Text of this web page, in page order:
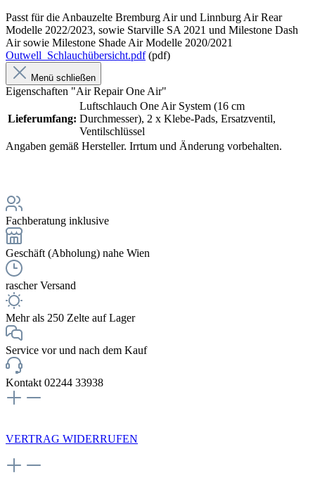
Passt für die Anbauzelte Bremburg Air und Linnburg Air Rear
Modelle 2022/2023, sowie Starville SA 2021 und Milestone Dash
Air sowie Milestone Shade Air Modelle 2020/2021
Outwell_Schlauchübersicht.pdf(pdf)
Menü schließen
Eigenschaften "Air Repair One Air"
Lieferumfang:
Luftschlauch One Air System (16 cm
Durchmesser), 2 x Klebe-Pads, Ersatzventil,
Ventilschlüssel
Angaben gemäß Hersteller. Irrtum und Änderung vorbehalten.
Fachberatung inklusive
Geschäft (Abholung) nahe Wien
rascher Versand
Mehr als 250 Zelte auf Lager
Service vor und nach dem Kauf
Kontakt 02244 33938
VERTRAG WIDERRUFEN